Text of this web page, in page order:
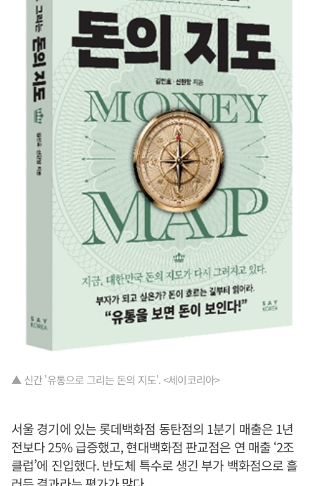
▲ 신간 '유통으로 그리는 돈의 지도'. <세이코리아>
서울 경기에 있는 롯데백화점 동탄점의 1분기 매출은 1년
전보다 25% 급증했고, 현대백화점 판교점은 연 매출 ‘2조
클럽’에 진입했다. 반도체 특수로 생긴 부가 백화점으로 흘